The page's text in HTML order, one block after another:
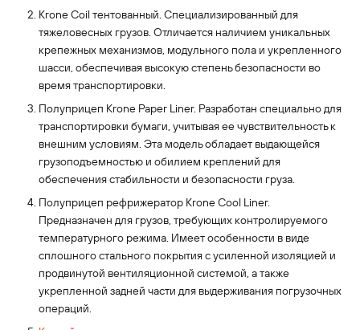
Krone Coil тентованный. Специализированный для
тяжеловесных грузов. Отличается наличием уникальных
крепежных механизмов, модульного пола и укрепленного
шасси, обеспечивая высокую степень безопасности во
время транспортировки.
Полуприцеп Krone Paper Liner. Разработан специально для
транспортировки бумаги, учитывая ее чувствительность к
внешним условиям. Эта модель обладает выдающейся
грузоподъемностью и обилием креплений для
обеспечения стабильности и безопасности груза.
Полуприцеп рефрижератор Krone Cool Liner.
Предназначен для грузов, требующих контролируемого
температурного режима. Имеет особенности в виде
сплошного стального покрытия с усиленной изоляцией и
продвинутой вентиляционной системой, а также
укрепленной задней части для выдерживания погрузочных
операций.